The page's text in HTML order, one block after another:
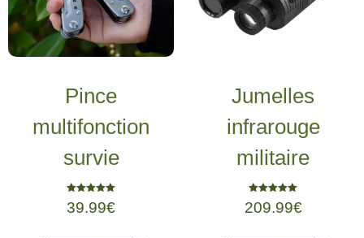
Pince
multifonction
survie
Note
5.00
39.99€
Jumelles
infrarouge
militaire
Note
5.00
209.99€